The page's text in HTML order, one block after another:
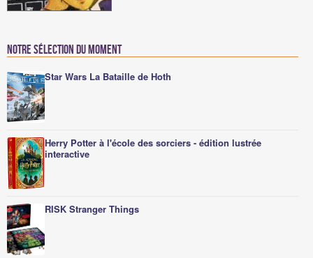
Notre sélection du moment
Star Wars La Bataille de Hoth
Herry Potter à l'école des sorciers - édition lustrée
interactive
RISK Stranger Things